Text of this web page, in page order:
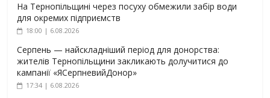
На Тернопільщині через посуху обмежили забір води
для окремих підприємств
18:00 | 6.08.2026
Серпень — найскладніший період для донорства:
жителів Тернопільщини закликають долучитися до
кампанії «ЯСерпневийДонор»
17:34 | 6.08.2026